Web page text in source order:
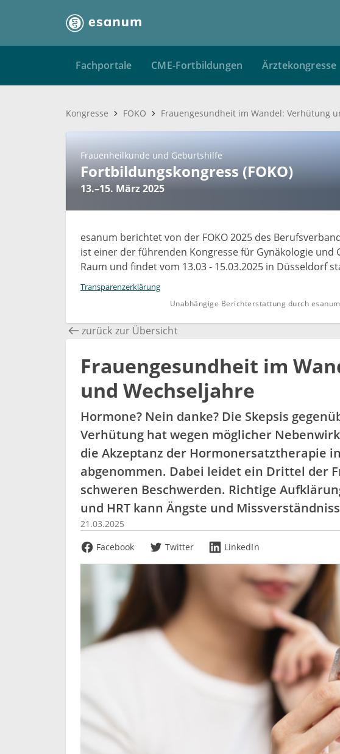
Fachportale CME-Fortbildungen Ärztekongresse
Kongresse FOKO
Frauenheilkunde und Geburtshilfe
Fortbildungskongress (FOKO)
13.–15. März 2025
esanum berichtet von der FOKO 2025 des
ist einer der führenden Kongresse für Gynäkologie
Raum und findet vom 13.03 - 15.03.2025 in Düsseldorf
Transparenzerklärung
Unabhängige Berichterstattung durch
zurück zur Übersicht
Frauengesundheit im
und Wechseljahre
Hormone? Nein danke? Die Skepsis
Verhütung hat wegen möglicher
die Akzeptanz der Hormonersatztherapie
abgenommen. Dabei leidet ein Drittel der
schweren Beschwerden. Richtige
und HRT kann Ängste und
21.03.2025
Facebook
Twitter LinkedIn